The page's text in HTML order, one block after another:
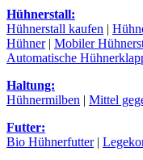
Hühnerstall:
Hühnerstall kaufen |
Hühner| Mobiler
Automatische
Haltung:
Hühnermilben | Mittel
Futter:
Bio Hühnerfutter|